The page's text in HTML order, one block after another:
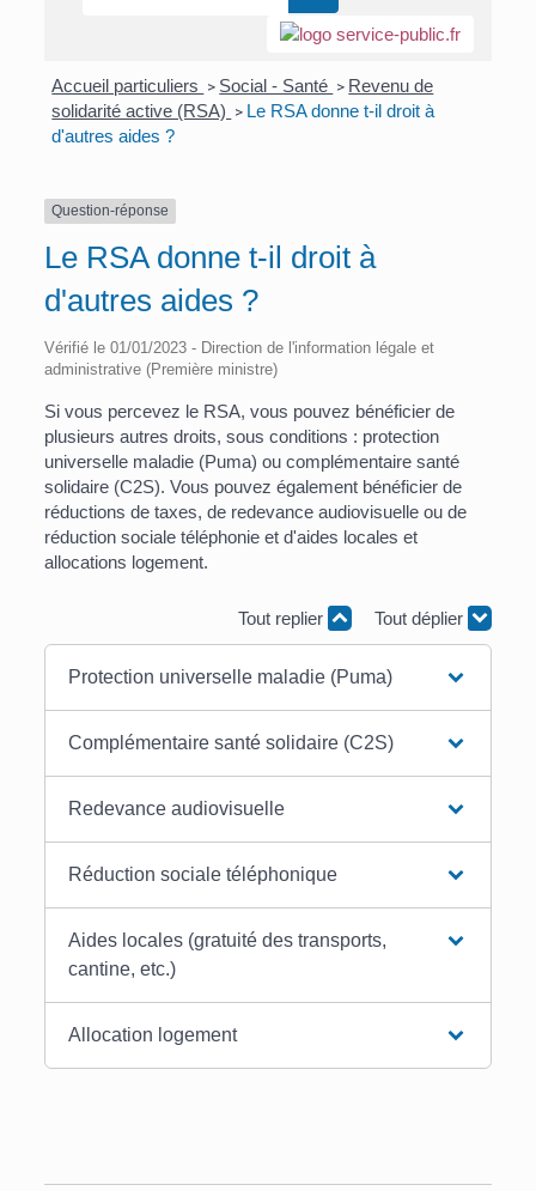
Accueil particuliers > Social - Santé > Revenu de
solidarité active (RSA) > Le RSA donne t-il droit à
d'autres aides ?
Question-réponse
Le RSA donne t-il droit à
d'autres aides ?
Vérifié le 01/01/2023 - Direction de l'information légale et
administrative (Première ministre)
Si vous percevez le RSA, vous pouvez bénéficier de
plusieurs autres droits, sous conditions : protection
universelle maladie (Puma) ou complémentaire santé
solidaire (C2S). Vous pouvez également bénéficier de
réductions de taxes, de redevance audiovisuelle ou de
réduction sociale téléphonie et d'aides locales et
allocations logement.
Tout replier Tout déplier
Protection universelle maladie (Puma)
Complémentaire santé solidaire (C2S)
Redevance audiovisuelle
Réduction sociale téléphonique
Aides locales (gratuité des transports,
cantine, etc.)
Allocation logement